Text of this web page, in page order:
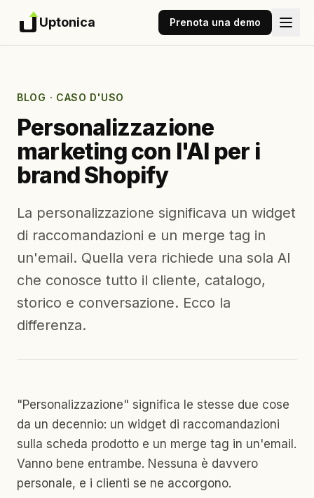
Uptonica Prenota una demo
BLOG · CASO D'USO
Personalizzazione
marketing con l'AI per i
brand Shopify
La personalizzazione significava un widget
di raccomandazioni e un merge tag in
un'email. Quella vera richiede una sola AI
che conosce tutto il cliente, catalogo,
storico e conversazione. Ecco la
differenza.
"Personalizzazione" significa le stesse due cose
da un decennio: un widget di raccomandazioni
sulla scheda prodotto e un merge tag in un'email.
Vanno bene entrambe. Nessuna è davvero
personale, e i clienti se ne accorgono.